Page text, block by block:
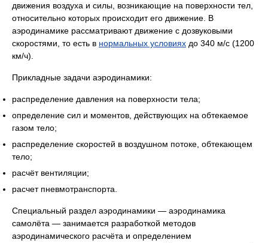
движения воздуха и силы, возникающие на поверхности тел,
относительно которых происходит его движение. В
аэродинамике рассматривают движение с дозвуковыми
скоростями, то есть в нормальных условиях до 340 м/с (1200
км/ч).
Прикладные задачи аэродинамики:
распределение давления на поверхности тела;
определение сил и моментов, действующих на обтекаемое
газом тело;
распределение скоростей в воздушном потоке, обтекающем
тело;
расчёт вентиляции;
расчет пневмотранспорта.
Специальный раздел аэродинамики — аэродинамика
самолёта — занимается разработкой методов
аэродинамического расчёта и определением